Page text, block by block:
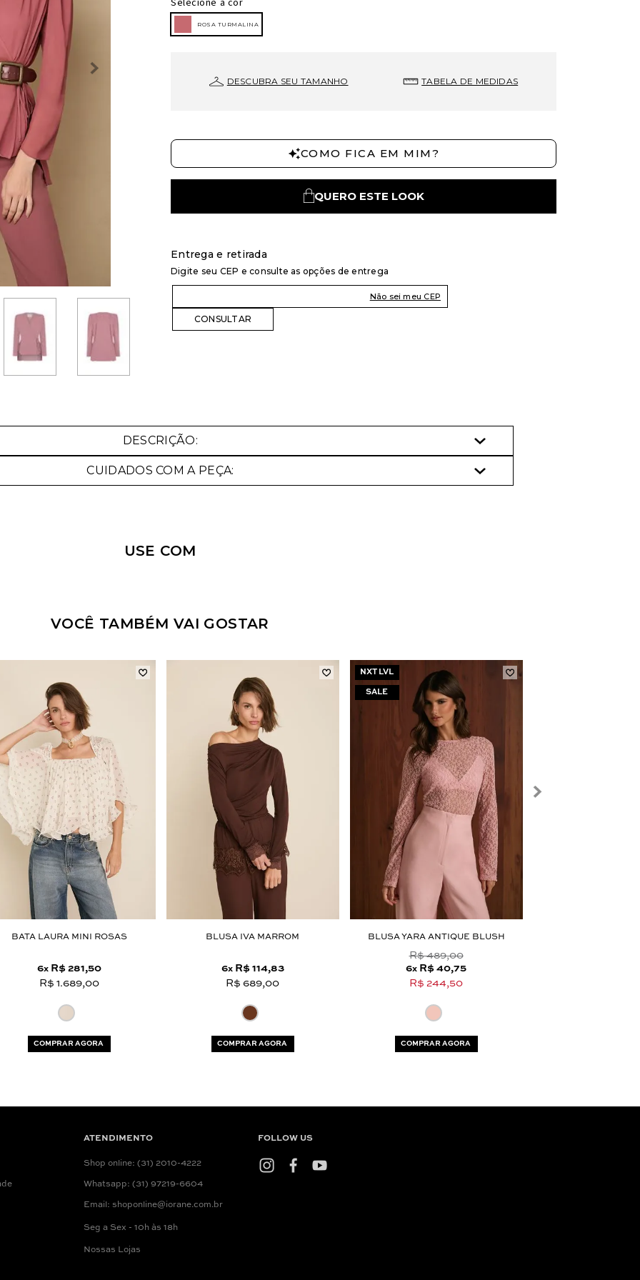
pode te ajudar!
Selecione o tamanho que você deseja:
termos e polí­ticas de privacidade
Selecione a cor
ROSA TURMALINA
DESCUBRA SEU TAMANHO TABELA DE MEDIDAS
COMO FICA EM MIM?
QUERO ESTE LOOK
Entrega e retirada
Digite seu CEP e consulte as opções de entrega
Não sei meu CEP
DESCRIÇÃO:
CUIDADOS COM A PEÇA:
USE COM
VOCÊ TAMBÉM VAI GOSTAR
BATA LAURA MINI ROSAS
6x R$ 281,50
R$ 1.689,00
COMPRAR AGORA
BLUSA IVA MARROM
6x R$ 114,83
R$ 689,00
COMPRAR AGORA
NXT LVL
BLUSA YARA ANTIQUE BLUSH
R$ 489,00
6x R$ 40,75
R$ 244,50
COMPRAR AGORA
ATENDIMENTO
Shop online: (31) 2010-4222
Whatsapp: (31) 97219-6604
Email: shoponline@iorane.com.br
Seg a Sex - 10h às 18h
Nossas Lojas
FOLLOW US